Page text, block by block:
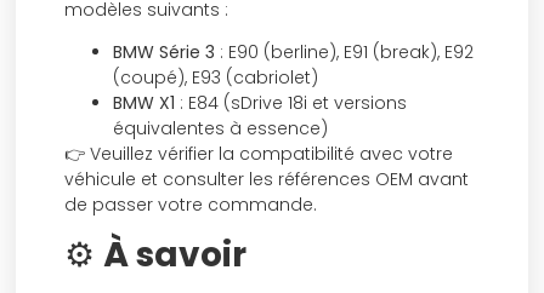
modèles suivants :
BMW Série 3 : E90 (berline), E91 (break), E92
(coupé), E93 (cabriolet)
BMW X1 : E84 (sDrive 18i et versions
équivalentes à essence)
👉 Veuillez vérifier la compatibilité avec votre
véhicule et consulter les références OEM avant
de passer votre commande.
⚙️À savoir